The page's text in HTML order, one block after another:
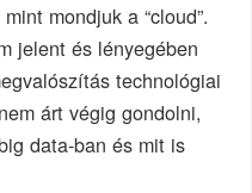
mondjuk a “cloud”.
jelent és lényegében
technológiai
árt végig gondolni,
data-ban és mit is